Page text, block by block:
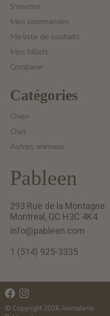
S'inscrire
Mes commandes
Ma liste de souhaits
Mes billets
Comparer
Catégories
Chien
Chat
Autres animaux
Pableen
293 Rue de la Montagne
Montreal, QC H3C 4K4
info@pableen.com
1 (514) 925-3335
© Copyright 2026 Animalerie